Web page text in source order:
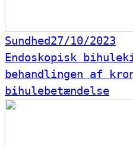
Sundhed27/10/2023
Endoskopisk
behandlingen af
bihulebetændelse